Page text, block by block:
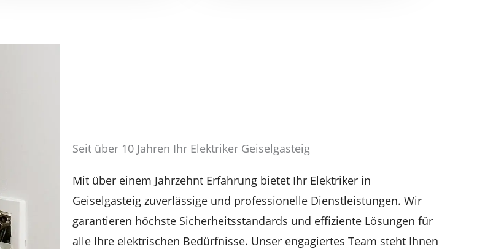
Seit über 10 Jahren Ihr Elektriker Geiselgasteig
Mit über einem Jahrzehnt Erfahrung bietet Ihr Elektriker in
Geiselgasteig zuverlässige und professionelle Dienstleistungen. Wir
garantieren höchste Sicherheitsstandards und effiziente Lösungen für
alle Ihre elektrischen Bedürfnisse. Unser engagiertes Team steht Ihnen